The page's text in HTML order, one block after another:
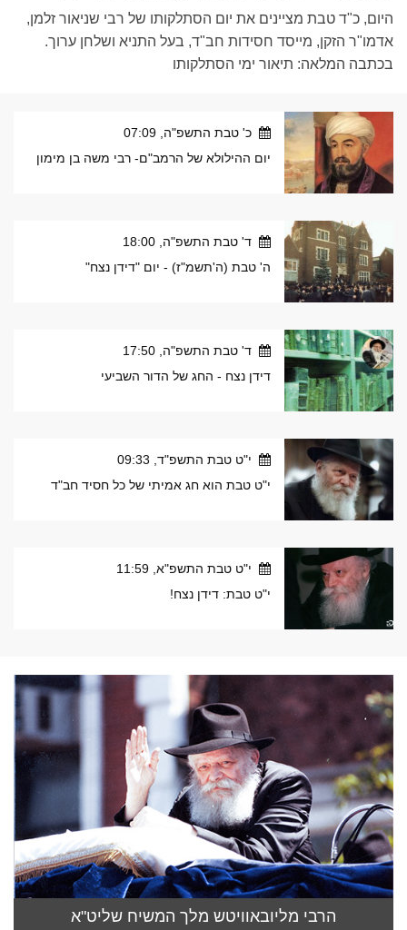
היום, כ"ד טבת מציינים את יום הסתלקותו של רבי שניאור זלמן,
אדמו"ר הזקן, מייסד חסידות חב"ד, בעל התניא ושלחן ערוך.
בכתבה המלאה: תיאור ימי הסתלקותו
כ' טבת התשפ"ה, 07:09
יום ההילולא של הרמב"ם- רבי משה בן מימון
ד' טבת התשפ"ה, 18:00
ה' טבת (ה'תשמ"ז) - יום "דידן נצח"
ד' טבת התשפ"ה, 17:50
דידן נצח - החג של הדור השביעי
י"ט טבת התשפ"ד, 09:33
י"ט טבת הוא חג אמיתי של כל חסיד חב"ד
י"ט טבת התשפ"א, 11:59
י"ט טבת: דידן נצח!
הרבי מליובאוויטש מלך המשיח שליט"א